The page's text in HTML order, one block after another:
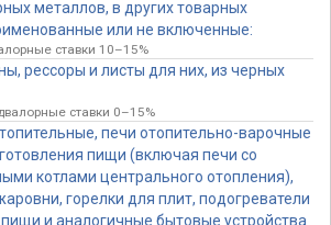
металлов, в других товарных
или не включенные:
ставки 10–15%
рессоры и листы для них, из черных
ставки 0–15%
печи отопительно-варочные
пищи (включая печи со
котлами центрального отопления),
горелки для плит, подогреватели
и аналогичные бытовые устройства